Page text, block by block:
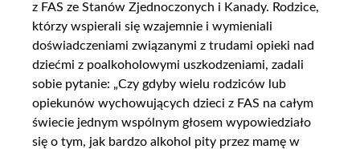
z FAS ze Stanów Zjednoczonych i Kanady. Rodzice,
którzy wspierali się wzajemnie i wymieniali
doświadczeniami związanymi z trudami opieki nad
dziećmi z poalkoholowymi uszkodzeniami, zadali
sobie pytanie: „Czy gdyby wielu rodziców lub
opiekunów wychowujących dzieci z FAS na całym
świecie jednym wspólnym głosem wypowiedziało
się o tym, jak bardzo alkohol pity przez mamę w